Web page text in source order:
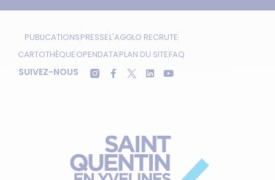
PUBLICATIONSPRESSEL'AGGLO RECRUTE
CARTOTHÈQUEOPENDATAPLAN DU SITEFAQ
SUIVEZ-NOUS